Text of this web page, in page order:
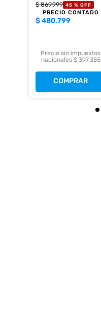
$ 869.999 45 % OFF
PRECIO CONTADO
$480.799
Precio sin impuestos
nacionales $ 397.355
COMPRAR